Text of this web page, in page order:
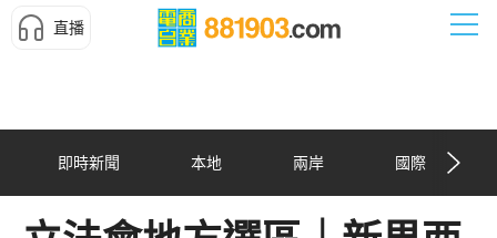
直播
即時新聞 本地 兩岸 國際